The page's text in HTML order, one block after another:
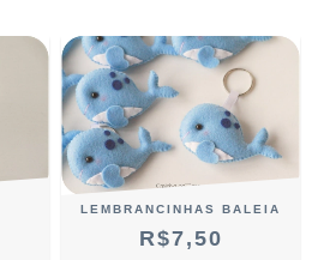
LEMBRANCINHAS BALEIA
R$7,50